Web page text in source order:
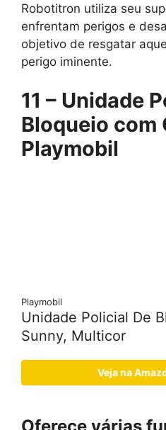
Robotitron utiliza seu
enfrentam perigos e
objetivo de resgatar
perigo iminente.
11 – Unidade
Bloqueio com
Playmobil
Playmobil
Unidade Policial De
Sunny, Multicor
Veja na